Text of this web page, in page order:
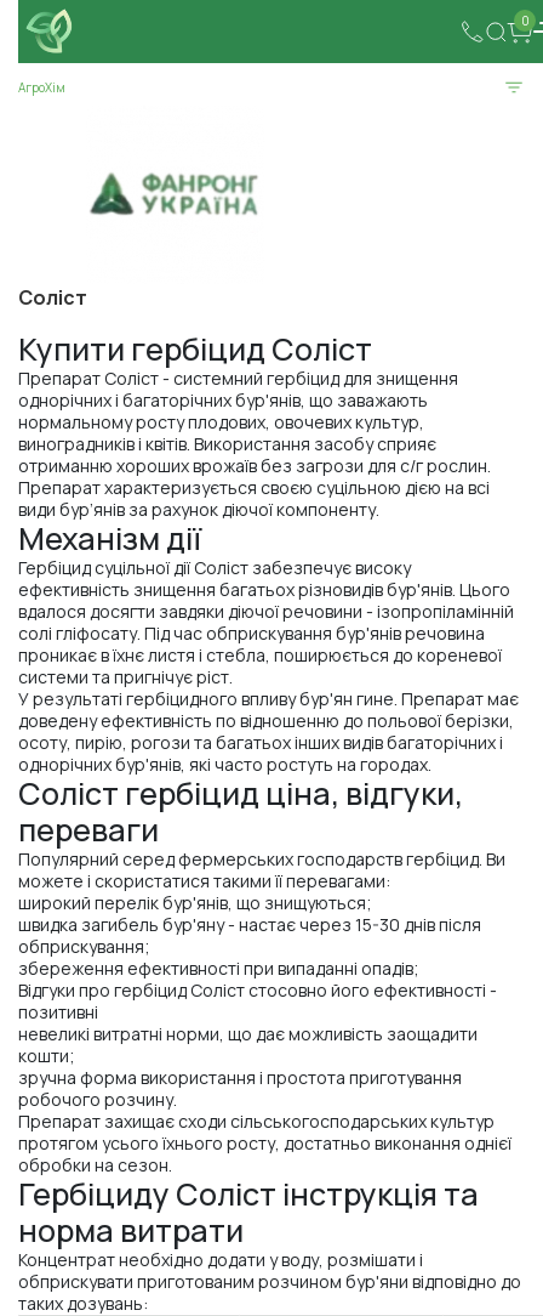
0
АгроХім
Соліст
Купити гербіцид Соліст
Препарат Соліст - системний гербіцид для знищення
однорічних і багаторічних бур'янів, що заважають
нормальному росту плодових, овочевих культур,
виноградників і квітів. Використання засобу сприяє
отриманню хороших врожаїв без загрози для с/г рослин.
Препарат характеризується своєю суцільною дією на всі
види бур’янів за рахунок діючої компоненту.
Механізм дії
Гербіцид суцільної дії Соліст забезпечує високу
ефективність знищення багатьох різновидів бур'янів. Цього
вдалося досягти завдяки діючої речовини - ізопропіламінній
солі гліфосату. Під час обприскування бур'янів речовина
проникає в їхнє листя і стебла, поширюється до кореневої
системи та пригнічує ріст.
У результаті гербіцидного впливу бур'ян гине. Препарат має
доведену ефективність по відношенню до польової берізки,
осоту, пирію, рогози та багатьох інших видів багаторічних і
однорічних бур'янів, які часто ростуть на городах.
Соліст гербіцид ціна, відгуки,
переваги
Популярний серед фермерських господарств гербіцид. Ви
можете і скористатися такими її перевагами:
широкий перелік бур'янів, що знищуються;
швидка загибель бур'яну - настає через 15-30 днів після
обприскування;
збереження ефективності при випаданні опадів;
Відгуки про гербіцид Соліст стосовно його ефективності -
позитивні
невеликі витратні норми, що дає можливість заощадити
кошти;
зручна форма використання і простота приготування
робочого розчину.
Препарат захищає сходи сільськогосподарських культур
протягом усього їхнього росту, достатньо виконання однієї
обробки на сезон.
Гербіциду Соліст інструкція та
норма витрати
Концентрат необхідно додати у воду, розмішати і
обприскувати приготованим розчином бур'яни відповідно до
таких дозувань: